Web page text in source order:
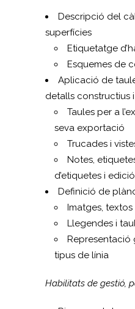
Descripció del
superfícies
Etiquetatge
Esquemes de
Aplicació de
detalls constructius
Taules per a
seva exportació
Trucades i
Notes,
d’etiquetes i
Definició de
Imatges, textos
Llegendes i
Representació
tipus de línia
Habilitats de gestió,